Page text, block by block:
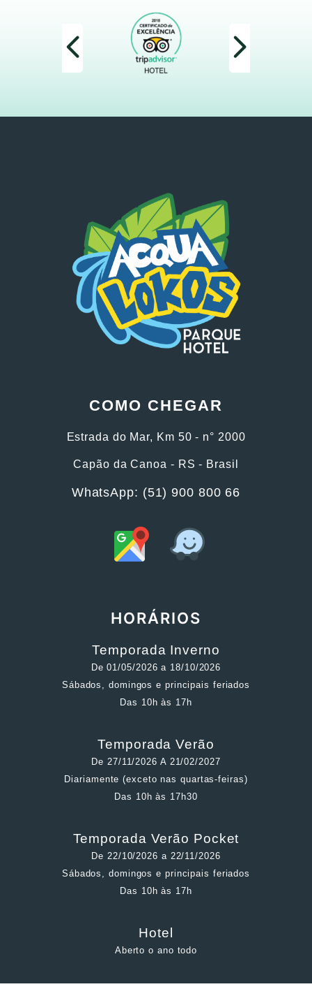
COMO CHEGAR
Estrada do Mar, Km 50 - n° 2000
Capão da Canoa - RS - Brasil
WhatsApp: (51) 900 800 66
HORÁRIOS
Temporada Inverno
De 01/05/2026 a 18/10/2026
Sábados, domingos e principais feriados
Das 10h às 17h
Temporada Verão
De 27/11/2026 A 21/02/2027
Diariamente (exceto nas quartas-feiras)
Das 10h às 17h30
Temporada Verão Pocket
De 22/10/2026 a 22/11/2026
Sábados, domingos e principais feriados
Das 10h às 17h
Hotel
Aberto o ano todo